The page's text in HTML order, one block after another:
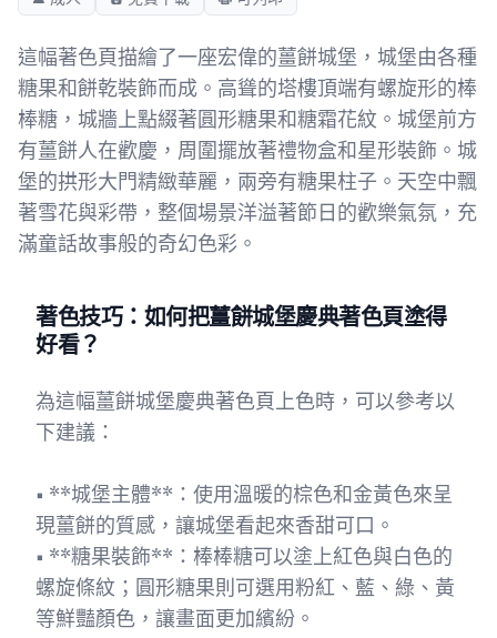
這幅著色頁描繪了一座宏偉的薑餅城堡，城堡由各種
糖果和餅乾裝飾而成。高聳的塔樓頂端有螺旋形的棒
棒糖，城牆上點綴著圓形糖果和糖霜花紋。城堡前方
有薑餅人在歡慶，周圍擺放著禮物盒和星形裝飾。城
堡的拱形大門精緻華麗，兩旁有糖果柱子。天空中飄
著雪花與彩帶，整個場景洋溢著節日的歡樂氣氛，充
滿童話故事般的奇幻色彩。
著色技巧：如何把薑餅城堡慶典著色頁塗得
好看？
為這幅薑餅城堡慶典著色頁上色時，可以參考以
下建議：
• **城堡主體**：使用溫暖的棕色和金黃色來呈
現薑餅的質感，讓城堡看起來香甜可口。
• **糖果裝飾**：棒棒糖可以塗上紅色與白色的
螺旋條紋；圓形糖果則可選用粉紅、藍、綠、黃
等鮮豔顏色，讓畫面更加繽紛。